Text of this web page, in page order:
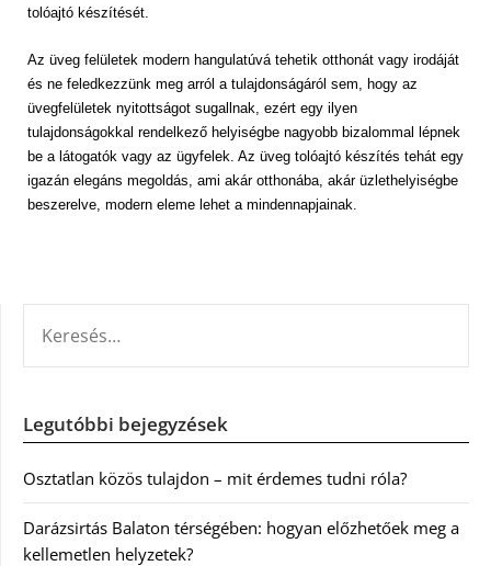
tolóajtó készítését.
Az üveg felületek modern hangulatúvá tehetik otthonát vagy irodáját
és ne feledkezzünk meg arról a tulajdonságáról sem, hogy az
üvegfelületek nyitottságot sugallnak, ezért egy ilyen
tulajdonságokkal rendelkező helyiségbe nagyobb bizalommal lépnek
be a látogatók vagy az ügyfelek. Az üveg tolóajtó készítés tehát egy
igazán elegáns megoldás, ami akár otthonába, akár üzlethelyiségbe
beszerelve, modern eleme lehet a mindennapjainak.
Legutóbbi bejegyzések
Osztatlan közös tulajdon – mit érdemes tudni róla?
Darázsirtás Balaton térségében: hogyan előzhetőek meg a
kellemetlen helyzetek?